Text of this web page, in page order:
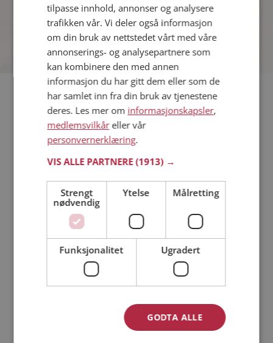
lettere å finne kjærligheten på nettet!
Hvis du søker dating i Randaberg har du kommet til riktig
sted. På Møteplassen kan du bli medlem og søke blant
tusenvis av datinginteresserte single i Randaberg
Läs mer
Trinn 1 - Bli medlem og lag en presentasjon
Trinn 2 - Slik fungerer våre søkefunksjoner
Trinn 3 - Tips til hvordan du tar kontakt
Sikker dating
Dating på mobilen
Nettdatingtips
tilpasse innhold, annonser og analysere
trafikken vår. Vi deler også informasjon
om din bruk av nettstedet vårt med våre
annonserings- og analysepartnere som
kan kombinere den med annen
informasjon du har gitt dem eller som de
har samlet inn fra din bruk av tjenestene
deres. Les mer om informasjonskapsler,
medlemsvilkåreller vår
personvernerklæring.
VIS ALLE PARTNERE(1913) →
Strengt
nødvendig
Ytelse Målretting
Funksjonalitet Ugradert
GODTA ALLE